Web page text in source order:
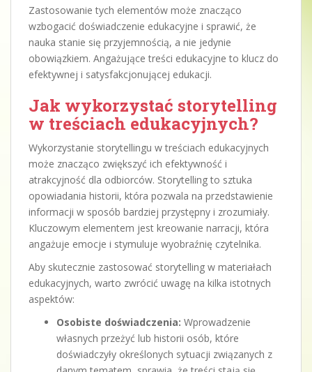
Zastosowanie tych elementów może znacząco
wzbogacić doświadczenie edukacyjne i sprawić, że
nauka stanie się przyjemnością, a nie jedynie
obowiązkiem. Angażujące treści edukacyjne to klucz do
efektywnej i satysfakcjonującej edukacji.
Jak wykorzystać storytelling
w treściach edukacyjnych?
Wykorzystanie storytellingu w treściach edukacyjnych
może znacząco zwiększyć ich efektywność i
atrakcyjność dla odbiorców. Storytelling to sztuka
opowiadania historii, która pozwala na przedstawienie
informacji w sposób bardziej przystępny i zrozumiały.
Kluczowym elementem jest kreowanie narracji, która
angażuje emocje i stymuluje wyobraźnię czytelnika.
Aby skutecznie zastosować storytelling w materiałach
edukacyjnych, warto zwrócić uwagę na kilka istotnych
aspektów:
Osobiste doświadczenia: Wprowadzenie
własnych przeżyć lub historii osób, które
doświadczyły określonych sytuacji związanych z